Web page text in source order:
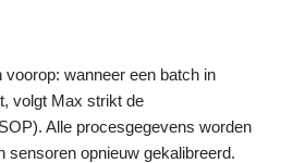
voorop: wanneer een batch in
volgt Max strikt de
Alle procesgegevens worden
sensoren opnieuw gekalibreerd.